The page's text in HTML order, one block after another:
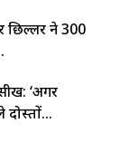
छिल्लर ने 300
‘अगर